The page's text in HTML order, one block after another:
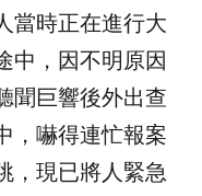
當時正在進行大
中，因不明原因
聞巨響後外出查
，嚇得連忙報案
，現已將人緊急